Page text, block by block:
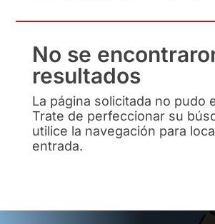
No se
resultados
La página solicitada no pudo
Trate de perfeccionar su
utilice la navegación para
entrada.